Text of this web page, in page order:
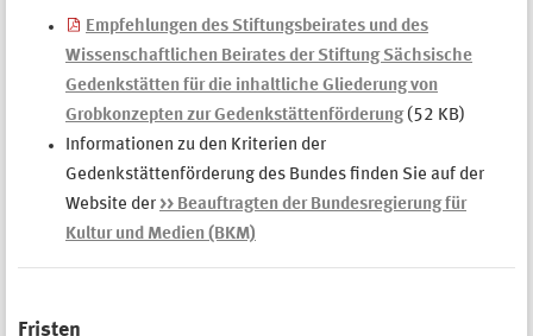
Empfehlungen des Stiftungsbeirates und des
Wissenschaftlichen Beirates der Stiftung Sächsische
Gedenkstätten für die inhaltliche Gliederung von
Grobkonzepten zur Gedenkstättenförderung(52 KB)
Informationen zu den Kriterien der
Gedenkstättenförderung des Bundes finden Sie auf der
Website der >> Beauftragten der Bundesregierung für
Kultur und Medien (BKM)
Fristen